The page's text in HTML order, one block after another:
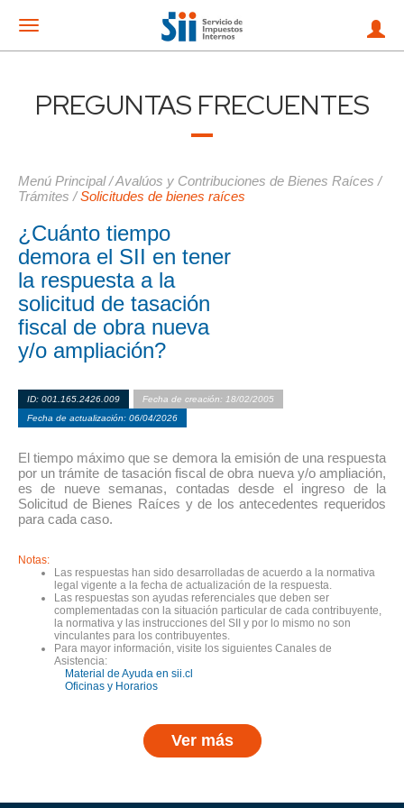
PREGUNTAS FRECUENTES
Menú Principal/Avalúos y Contribuciones de Bienes Raíces /
Trámites /Solicitudes de bienes raíces
¿Cuánto tiempo
demora el SII en tener
la respuesta a la
solicitud de tasación
fiscal de obra nueva
y/o ampliación?
ID: 001.165.2426.009
Fecha de creación: 18/02/2005
Fecha de actualización: 06/04/2026
El tiempo máximo que se demora la emisión de una respuesta
por un trámite de tasación fiscal de obra nueva y/o ampliación,
es de nueve semanas, contadas desde el ingreso de la
Solicitud de Bienes Raíces y de los antecedentes requeridos
para cada caso.
Notas:
Las respuestas han sido desarrolladas de acuerdo a la normativa
legal vigente a la fecha de actualización de la respuesta.
Las respuestas son ayudas referenciales que deben ser
complementadas con la situación particular de cada contribuyente,
la normativa y las instrucciones del SII y por lo mismo no son
vinculantes para los contribuyentes.
Para mayor información, visite los siguientes Canales de
Asistencia:
Material de Ayuda en sii.cl
Oficinas y Horarios
Ver más
Mostrar
menu